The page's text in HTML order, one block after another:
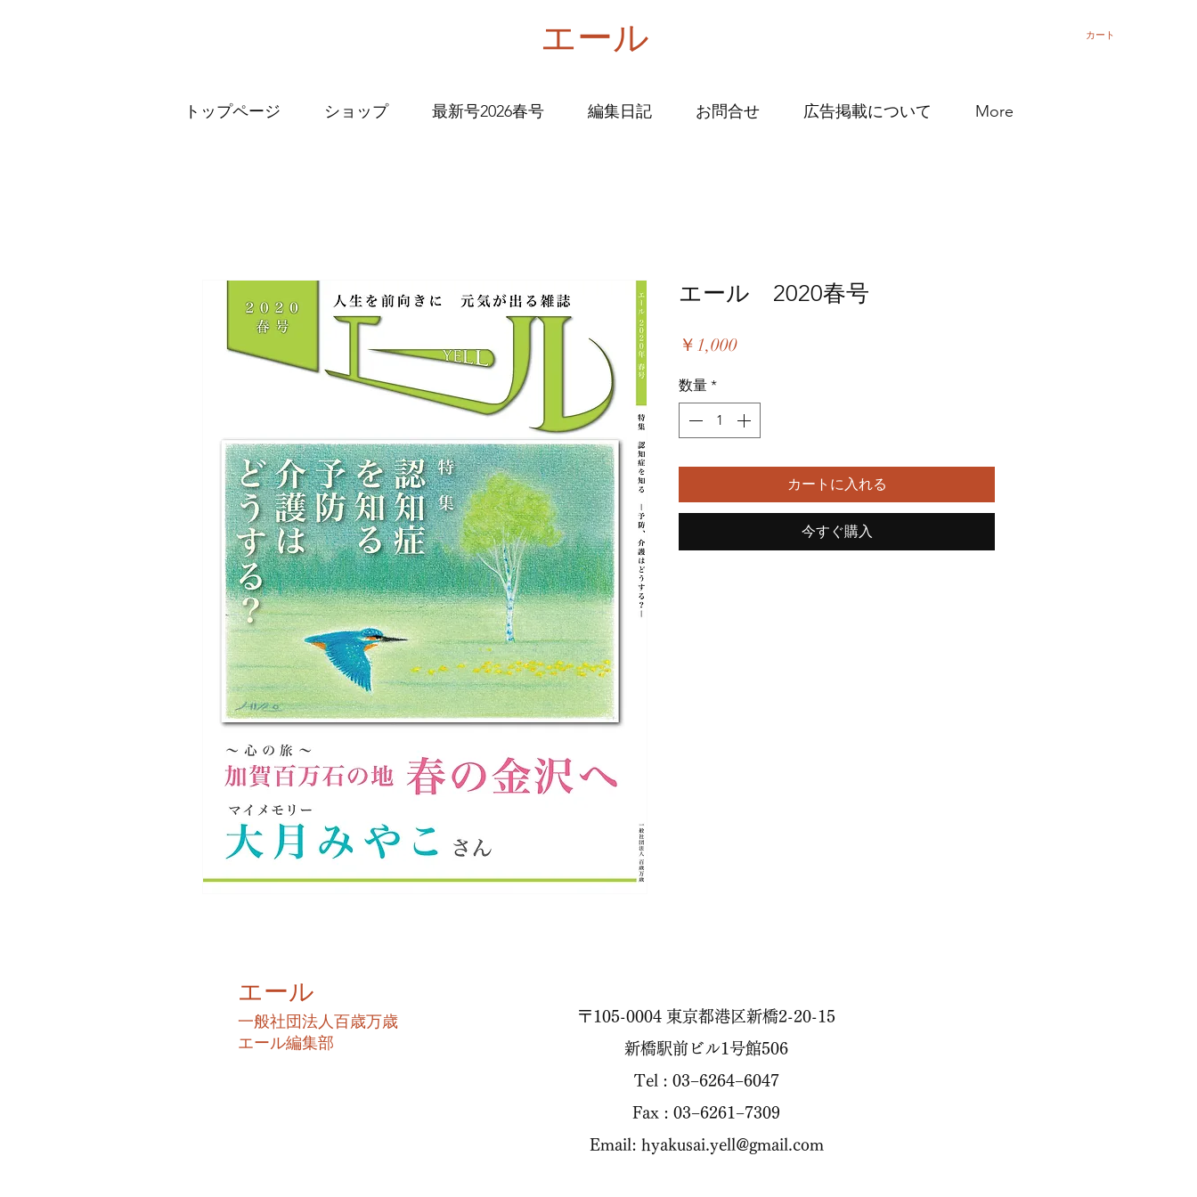
エール カート
トップページ ショップ 最新号2026春号 編集日記 お問合せ 広告掲載について More
エール 2020春号
￥1,000価
数量 *
カートに入れる
今すぐ購入
エール
​一般社団法人百歳万歳
​エール編集部
〒105-0004 東京都港区新橋2-20-15
新橋駅前ビル1号館506
Tel : 03−6264−6047
Fax : 03−6261−7309
Email: hyakusai.yell@gmail.com